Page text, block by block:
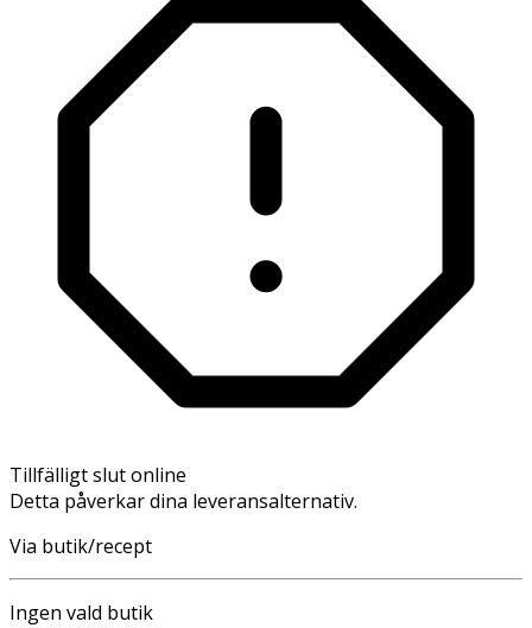
Tillfälligt slut online
Detta påverkar dina leveransalternativ.
Via butik/recept
Ingen vald butik